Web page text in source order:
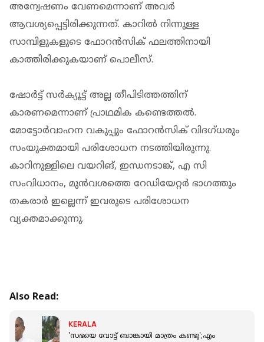
അന്വേഷണം വേണമെന്നാണ് അവര്‍
ആവശ്യപ്പെട്ടിരിക്കുന്നത്. കാറില്‍ നിന്നുള്ള
സാമ്പിളുകളുടെ ഫോറന്‍സിക് ഫലത്തിനായി
കാത്തിരിക്കുകയാണ് പൊലീസ്.
ഷോര്‍ട്ട് സര്‍ക്യൂട്ട് അല്ല തീപിടിത്തത്തിന്
കാരണമെന്നാണ് പ്രാഥമിക കണ്ടെത്തല്‍.
മോട്ടോര്‍വാഹന വകുപ്പും ഫോറൻസിക് വിദഗ്ധരും
സംയുക്തമായി പരിശോധന നടത്തിയിരുന്നു.
കാറിനുള്ളിലെ വയറിങ്, ഇന്ധനടാങ്ക്, എ സി
സംവിധാനം, മുന്‍വശത്തെ റേഡിയേറ്റര്‍ ഭാഗത്തും
തകരാര്‍ ഇല്ലെന്ന് ഇവരുടെ പരിശോധന
വ്യക്തമാക്കുന്നു.
Also Read:
KERALA
'സഭയെ വോട്ട് ബാങ്കായി മാത്രം കണ്ടു';എം